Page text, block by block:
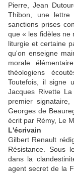
Pierre, Jean
Thibon, une
sanctions prises
que « les fidèles ne
liturgie et certaine
qu'on enseigne
morale
théologiens
Toutefois, il signe
Jacques Rivette
premier
Georges de
écrit par Rémy, Le
L'écrivain
Gilbert Renault
Résistance. Sous
dans la
agent secret de la